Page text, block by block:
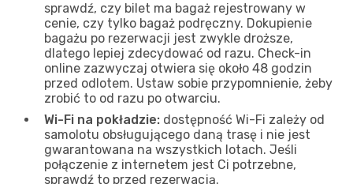
sprawdź, czy bilet ma bagaż rejestrowany w
cenie, czy tylko bagaż podręczny. Dokupienie
bagażu po rezerwacji jest zwykle droższe,
dlatego lepiej zdecydować od razu. Check-in
online zazwyczaj otwiera się około 48 godzin
przed odlotem. Ustaw sobie przypomnienie, żeby
zrobić to od razu po otwarciu.
Wi-Fi na pokładzie: dostępność Wi-Fi zależy od
samolotu obsługującego daną trasę i nie jest
gwarantowana na wszystkich lotach. Jeśli
połączenie z internetem jest Ci potrzebne,
sprawdź to przed rezerwacją.